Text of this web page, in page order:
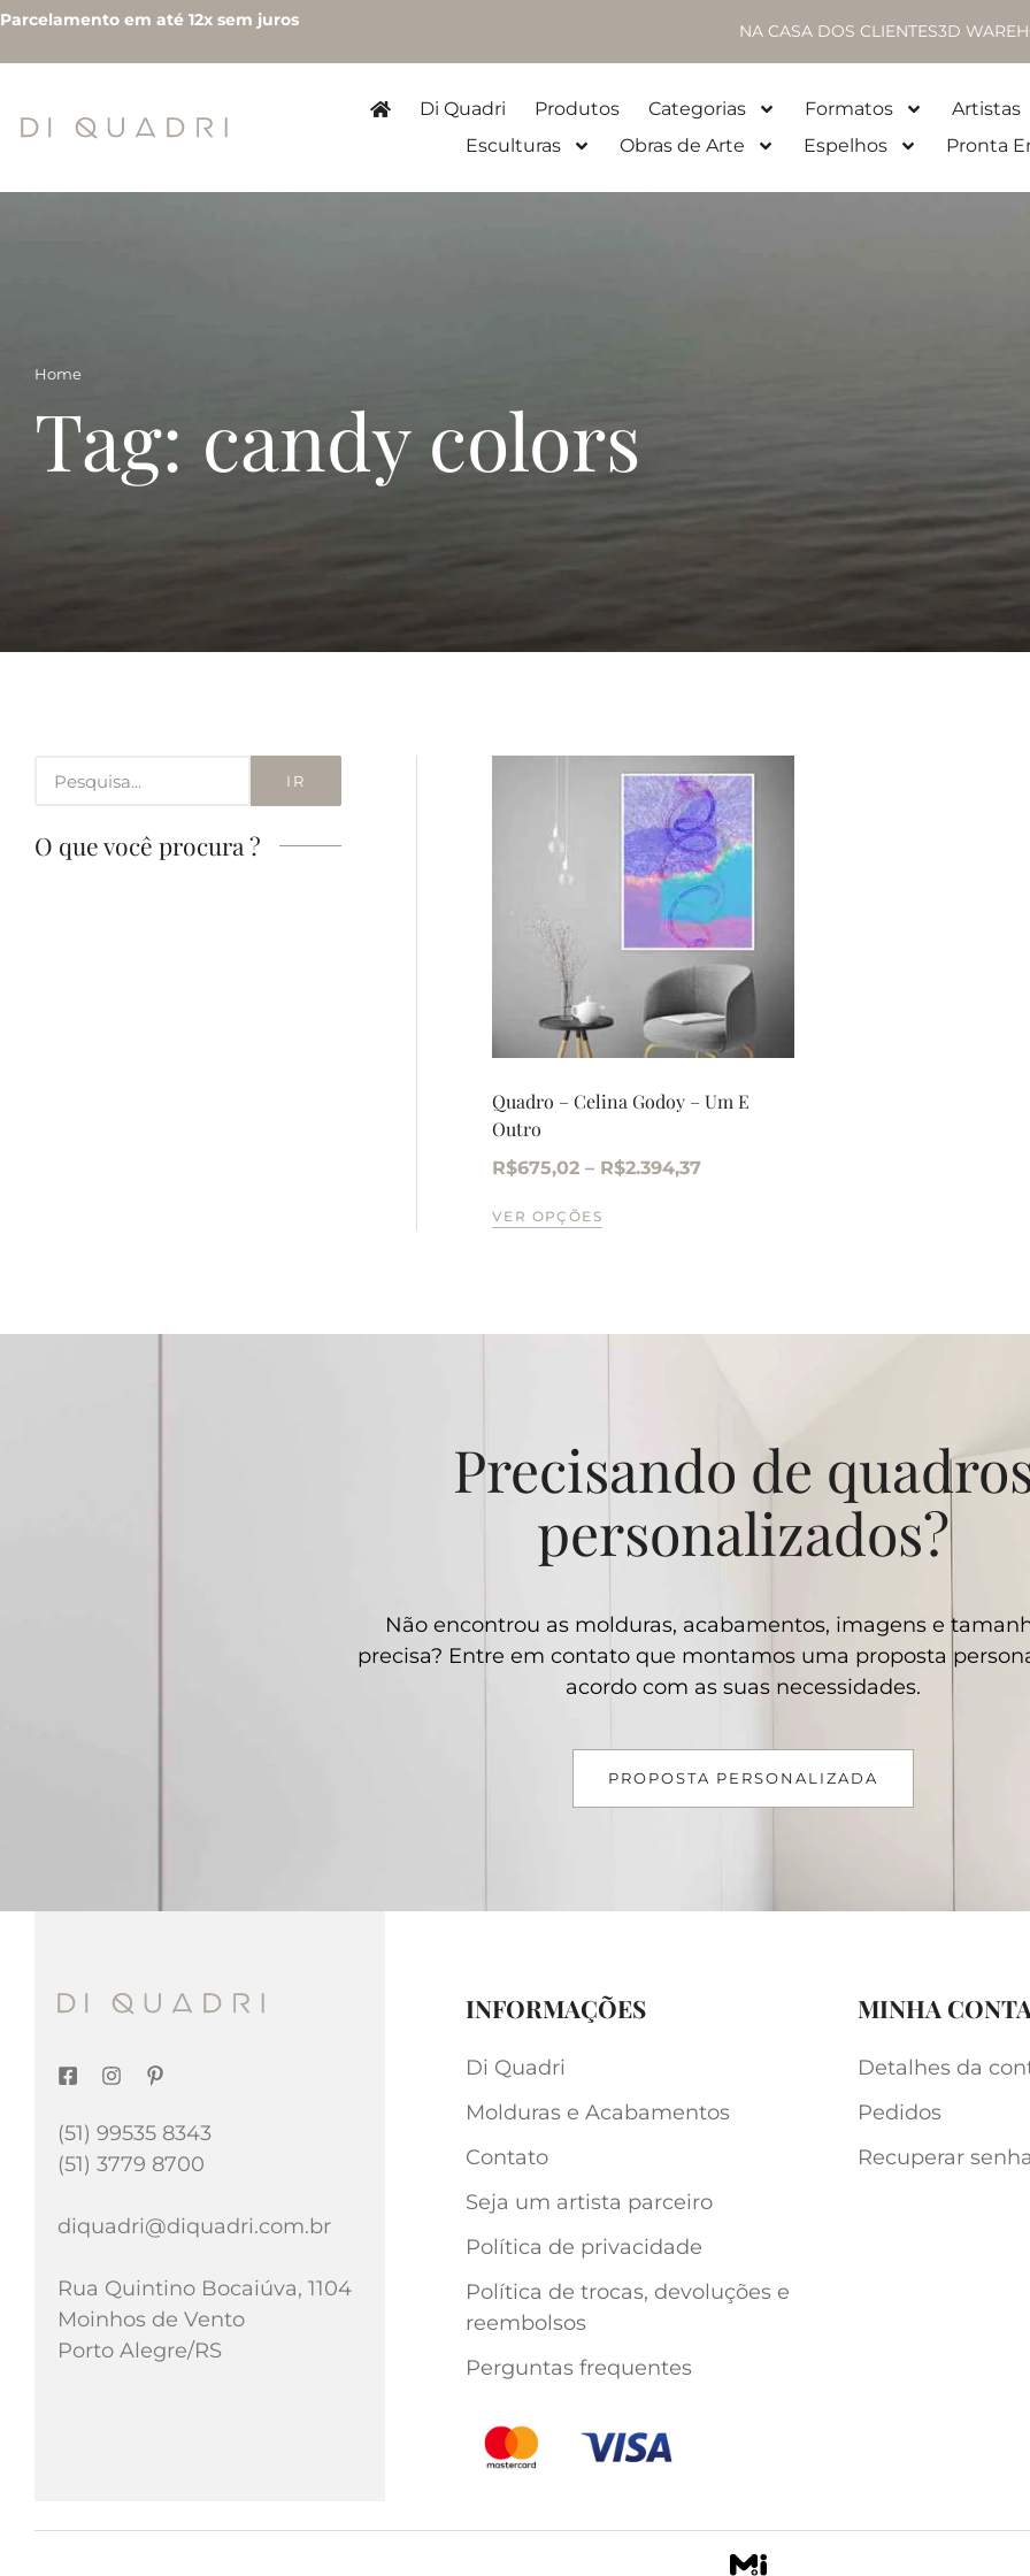
Parcelamento em até 12x sem juros
NA CASA DOS CLIENTES3D
Di Quadri Produtos Categorias Formatos
Artistas
Esculturas
Obras de Arte Espelhos Pronta
Home
Tag: candy colors
IR
O que você procura ?
Quadro – Celina Godoy – Um E
Outro
R$675,02 – R$2.394,37
VER OPÇÕES
Precisando de
personalizados?
Não encontrou as molduras, acabamentos, imagens e
precisa? Entre em contato que montamos uma proposta
acordo com as suas necessidades.
PROPOSTA PERSONALIZADA
(51) 99535 8343
(51) 3779 8700
diquadri@diquadri.com.br
Rua Quintino Bocaiúva, 1104
Moinhos de Vento
Porto Alegre/RS
INFORMAÇÕES
Di Quadri
Molduras e Acabamentos
Contato
Seja um artista parceiro
Política de privacidade
Política de trocas, devoluções e
reembolsos
Perguntas frequentes
MINHA
Detalhes da
Pedidos
Recuperar